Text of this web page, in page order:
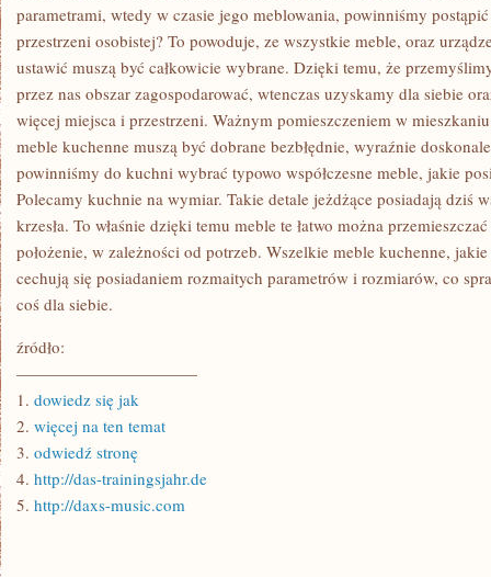
parametrami, wtedy w czasie jego meblowania, powinniśmy
przestrzeni osobistej? To powoduje, ze wszystkie meble, oraz
ustawić muszą być całkowicie wybrane. Dzięki temu, że
przez nas obszar zagospodarować, wtenczas uzyskamy dla siebie
więcej miejsca i przestrzeni. Ważnym pomieszczeniem w
meble kuchenne muszą być dobrane bezbłędnie, wyraźnie
powinniśmy do kuchni wybrać typowo współczesne meble, jakie
Polecamy kuchnie na wymiar. Takie detale jeżdżące posiadają dziś
krzesła. To właśnie dzięki temu meble te łatwo można
położenie, w zależności od potrzeb. Wszelkie meble kuchenne,
cechują się posiadaniem rozmaitych parametrów i rozmiarów, co
coś dla siebie.
źródło:
———————————
1. dowiedz się jak
2. więcej na ten temat
3. odwiedź stronę
4. http://das-trainingsjahr.de
5. http://daxs-music.com